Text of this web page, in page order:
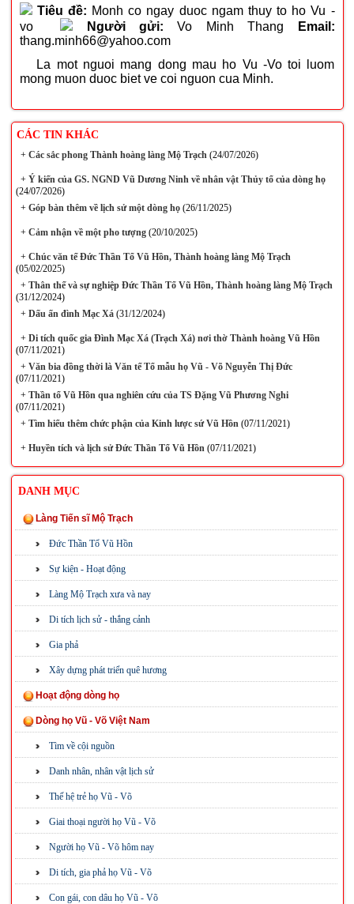
Tiêu đề: Monh co ngay duoc ngam thuy to ho Vu -
vo
Người gửi: Vo Minh Thang
Email:
thang.minh66@yahoo.com
La mot nguoi mang dong mau ho Vu -Vo toi luom
mong muon duoc biet ve coi nguon cua Minh.
CÁC TIN KHÁC
+Các sắc phong Thành hoàng làng Mộ Trạch(24/07/2026)
+Ý kiến của GS. NGND Vũ Dương Ninh về nhân vật Thủy tổ của dòng họ
(24/07/2026)
+Góp bàn thêm về lịch sử một dòng họ(26/11/2025)
+Cảm nhận về một pho tượng(20/10/2025)
+Chúc văn tế Đức Thần Tổ Vũ Hồn, Thành hoàng làng Mộ Trạch
(05/02/2025)
+Thân thế và sự nghiệp Đức Thần Tổ Vũ Hồn, Thành hoàng làng Mộ Trạch
(31/12/2024)
+Dấu ấn đình Mạc Xá(31/12/2024)
+Di tích quốc gia Đình Mạc Xá (Trạch Xá) nơi thờ Thành hoàng Vũ Hồn
(07/11/2021)
+Văn bia đồng thời là Văn tế Tổ mẫu họ Vũ - Võ Nguyễn Thị Đức
(07/11/2021)
+Thần tổ Vũ Hồn qua nghiên cứu của TS Đặng Vũ Phương Nghi
(07/11/2021)
+Tìm hiểu thêm chức phận của Kinh lược sứ Vũ Hồn(07/11/2021)
+Huyền tích và lịch sử Đức Thần Tổ Vũ Hồn(07/11/2021)
DANH MỤC
Làng Tiến sĩ Mộ Trạch
Đức Thần Tổ Vũ Hồn
Sự kiện - Hoạt động
Làng Mộ Trạch xưa và nay
Di tích lịch sử - thắng cảnh
Gia phả
Xây dựng phát triển quê hương
Hoạt động dòng họ
Dòng họ Vũ - Võ Việt Nam
Tìm về cội nguồn
Danh nhân, nhân vật lịch sử
Thế hệ trẻ họ Vũ - Võ
Giai thoại người họ Vũ - Võ
Người họ Vũ - Võ hôm nay
Di tích, gia phả họ Vũ - Võ
Con gái, con dâu họ Vũ - Võ